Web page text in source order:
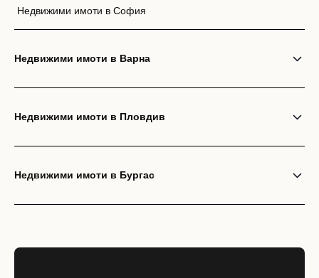
Недвижими имоти в София
Недвижими имоти в Варна
Недвижими имоти в Пловдив
Недвижими имоти в Бургас